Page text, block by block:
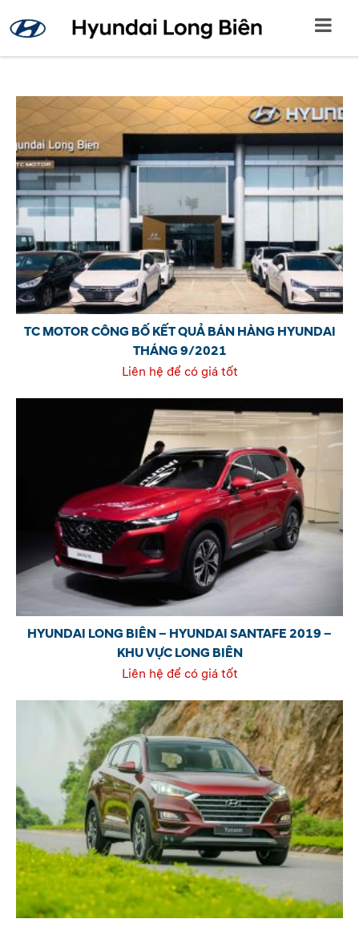
TC MOTOR CÔNG BỐ KẾT QUẢ BÁN HÀNG HYUNDAI
THÁNG 9/2021
Liên hệ để có giá tốt
HYUNDAI LONG BIÊN – HYUNDAI SANTAFE 2019 –
KHU VỰC LONG BIÊN
Liên hệ để có giá tốt